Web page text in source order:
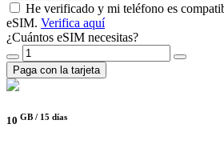
He verificado y mi teléfono es
eSIM. Verifica aquí
¿Cuántos eSIM necesitas?
Paga con la tarjeta
10 GB / 15 días